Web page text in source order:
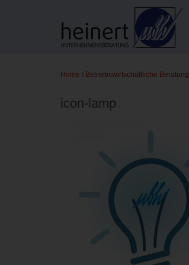
Home / Betriebswirtschaftliche Beratung
icon-lamp